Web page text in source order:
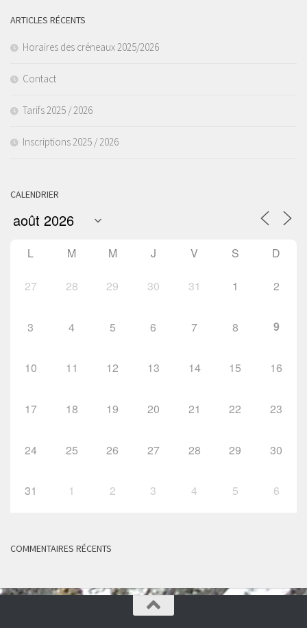
ARTICLES RÉCENTS
Horaires des créneaux 2025/2026
Contact
Tarifs 2025 / 2026
Inscriptions 2025 / 2026
CALENDRIER
L M M J V S D
27 28 29 30 31 1 2
3 4 5 6 7 8 9
10 11 12 13 14 15 16
17 18 19 20 21 22 23
24 25 26 27 28 29 30
31 1 2 3 4 5 6
COMMENTAIRES RÉCENTS